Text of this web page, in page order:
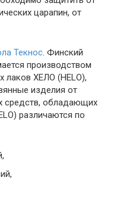
царапин, от
Текнос. Финский
производством
лаков ХЕЛО (HELO),
изделия от
средств, обладающих
различаются по